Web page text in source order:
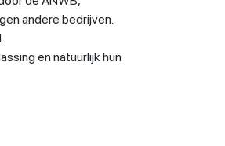
andere bedrijven.
en natuurlijk hun